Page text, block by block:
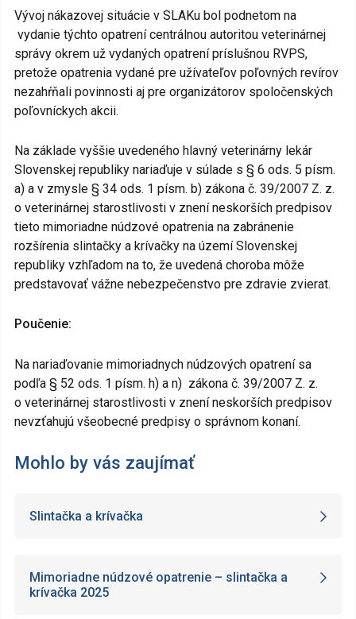
Vývoj nákazovej situácie v SLAKu bol podnetom na
vydanie týchto opatrení centrálnou autoritou veterinárnej
správy okrem už vydaných opatrení príslušnou RVPS,
pretože opatrenia vydané pre užívateľov poľovných revírov
nezahŕňali povinnosti aj pre organizátorov spoločenských
poľovníckych akcii.
Na základe vyššie uvedeného hlavný veterinárny lekár
Slovenskej republiky nariaďuje v súlade s § 6 ods. 5 písm.
a) a v zmysle § 34 ods. 1 písm. b) zákona č. 39/2007 Z. z.
o veterinárnej starostlivosti v znení neskorších predpisov
tieto mimoriadne núdzové opatrenia na zabránenie
rozšírenia slintačky a krívačky na území Slovenskej
republiky vzhľadom na to, že uvedená choroba môže
predstavovať vážne nebezpečenstvo pre zdravie zvierat.
Poučenie:
Na nariaďovanie mimoriadnych núdzových opatrení sa
podľa § 52 ods. 1 písm. h) a n) zákona č. 39/2007 Z. z.
o veterinárnej starostlivosti v znení neskorších predpisov
nevzťahujú všeobecné predpisy o správnom konaní.
Mohlo by vás zaujímať
Slintačka a krívačka
Mimoriadne núdzové opatrenie – slintačka a
krívačka 2025